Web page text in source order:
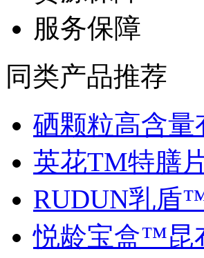
服务保障
同类产品推荐
硒颗粒高含量
英花TM特膳
RUDUN乳盾
悦龄宝盒™昆